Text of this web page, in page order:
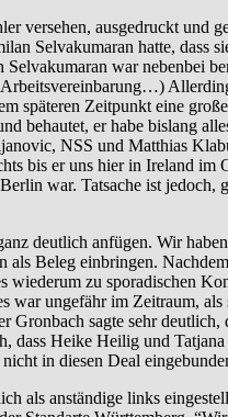
versehen, ausgedruckt und
Selvakumaran hatte, dass
war nebenbei
Zeitpunkt eine
behautet, er habe bislang
NSS und Matthias
bis er uns hier in Ireland
war. Tatsache ist
anfügen. Wir
Beleg einbringen.
zu sporadischen
ungefähr im Zeitraum,
sagte sehr
Heike Heilig und
in diesen Deal
links eingestellte